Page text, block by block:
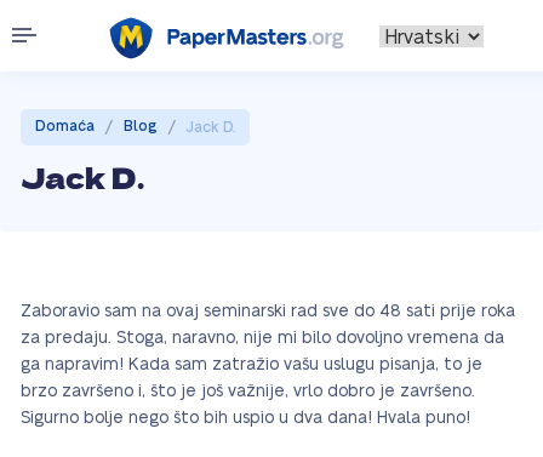
Domaća / Blog / Jack D.
Jack D.
Zaboravio sam na ovaj seminarski rad sve do 48 sati prije roka
za predaju. Stoga, naravno, nije mi bilo dovoljno vremena da
ga napravim! Kada sam zatražio vašu uslugu pisanja, to je
brzo završeno i, što je još važnije, vrlo dobro je završeno.
Sigurno bolje nego što bih uspio u dva dana! Hvala puno!